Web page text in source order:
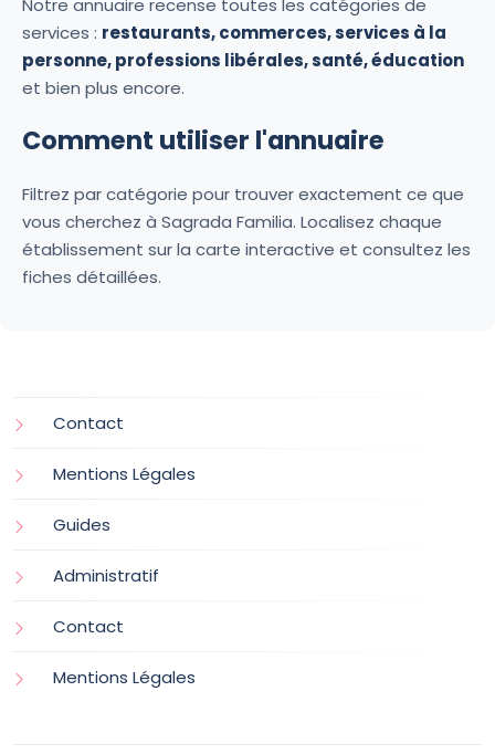
Notre annuaire recense toutes les catégories de
services : restaurants, commerces, services à la
personne, professions libérales, santé, éducation
et bien plus encore.
Comment utiliser l'annuaire
Filtrez par catégorie pour trouver exactement ce que
vous cherchez à Sagrada Familia. Localisez chaque
établissement sur la carte interactive et consultez les
fiches détaillées.
Contact
Mentions Légales
Guides
Administratif
Contact
Mentions Légales